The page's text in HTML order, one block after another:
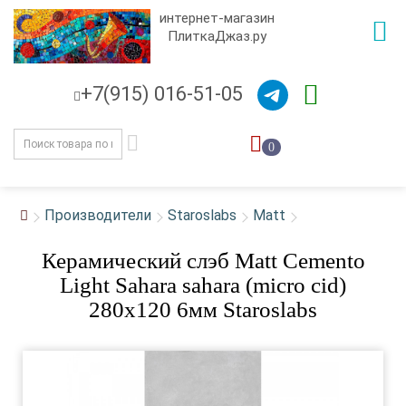
интернет-магазин
ПлиткаДжаз.ру
+7(915) 016-51-05
0
Производители Staroslabs Matt
Керамический слэб Matt Cemento
Light Sahara sahara (micro cid)
280x120 6мм Staroslabs